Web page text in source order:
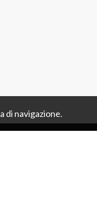
di navigazione.